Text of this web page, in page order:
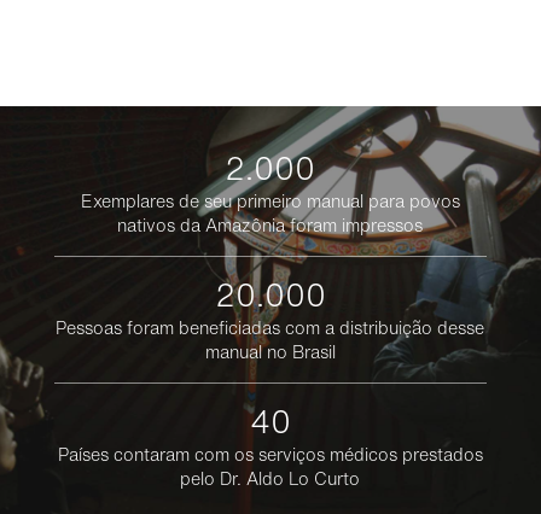
2.000
Exemplares de seu primeiro manual para povos
nativos da Amazônia foram impressos
20.000
Pessoas foram beneficiadas com a distribuição desse
manual no Brasil
40
Países contaram com os serviços médicos prestados
pelo Dr. Aldo Lo Curto